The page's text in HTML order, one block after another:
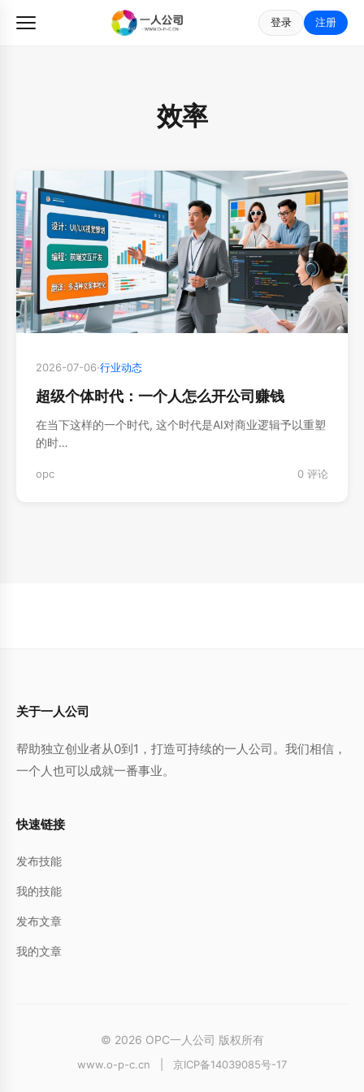
登录 注册
效率
2026-07-06·行业动态
超级个体时代：一个人怎么开公司赚钱
在当下这样的一个时代, 这个时代是AI对商业逻辑予以重塑
的时…
opc 0 评论
关于一人公司
帮助独立创业者从0到1，打造可持续的一人公司。我们相信，
一个人也可以成就一番事业。
快速链接
发布技能
我的技能
发布文章
我的文章
© 2026 OPC一人公司 版权所有
www.o-p-c.cn 京ICP备14039085号-17